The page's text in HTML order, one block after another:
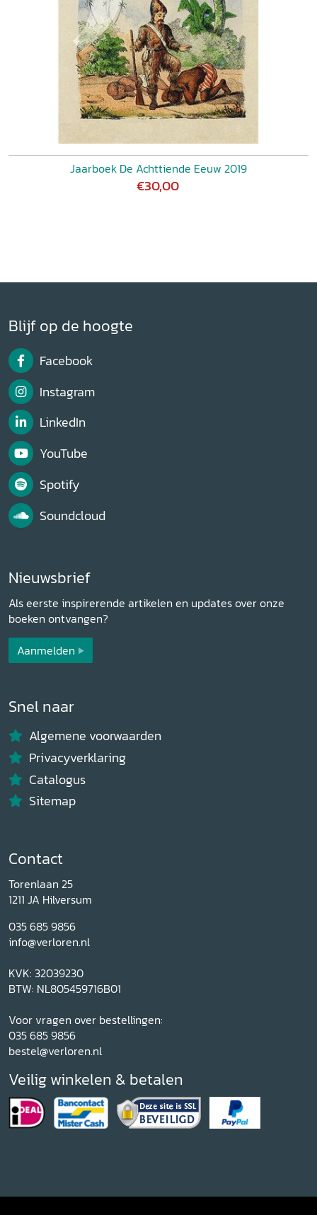
Jaarboek De Achttiende Eeuw 2019
€30,00
Blijf op de hoogte
Facebook
Instagram
LinkedIn
YouTube
Spotify
Soundcloud
Nieuwsbrief
Als eerste inspirerende artikelen en updates over onze
boeken ontvangen?
Aanmelden
Snel naar
Algemene voorwaarden
Privacyverklaring
Catalogus
Sitemap
Contact
Torenlaan 25
1211 JA Hilversum
035 685 9856
info@verloren.nl
KVK: 32039230
BTW: NL805459716B01
Voor vragen over bestellingen:
035 685 9856
bestel@verloren.nl
Veilig winkelen & betalen